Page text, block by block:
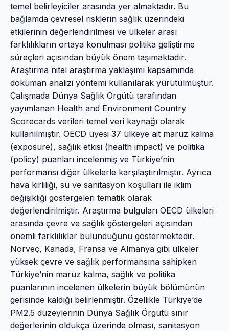
temel belirleyiciler arasında yer almaktadır. Bu
bağlamda çevresel risklerin sağlık üzerindeki
etkilerinin değerlendirilmesi ve ülkeler arası
farklılıkların ortaya konulması politika geliştirme
süreçleri açısından büyük önem taşımaktadır.
Araştırma nitel araştırma yaklaşımı kapsamında
doküman analizi yöntemi kullanılarak yürütülmüştür.
Çalışmada Dünya Sağlık Örgütü tarafından
yayımlanan Health and Environment Country
Scorecards verileri temel veri kaynağı olarak
kullanılmıştır. OECD üyesi 37 ülkeye ait maruz kalma
(exposure), sağlık etkisi (health impact) ve politika
(policy) puanları incelenmiş ve Türkiye’nin
performansı diğer ülkelerle karşılaştırılmıştır. Ayrıca
hava kirliliği, su ve sanitasyon koşulları ile iklim
değişikliği göstergeleri tematik olarak
değerlendirilmiştir. Araştırma bulguları OECD ülkeleri
arasında çevre ve sağlık göstergeleri açısından
önemli farklılıklar bulunduğunu göstermektedir.
Norveç, Kanada, Fransa ve Almanya gibi ülkeler
yüksek çevre ve sağlık performansına sahipken
Türkiye’nin maruz kalma, sağlık ve politika
puanlarının incelenen ülkelerin büyük bölümünün
gerisinde kaldığı belirlenmiştir. Özellikle Türkiye’de
PM2.5 düzeylerinin Dünya Sağlık Örgütü sınır
değerlerinin oldukça üzerinde olması, sanitasyon